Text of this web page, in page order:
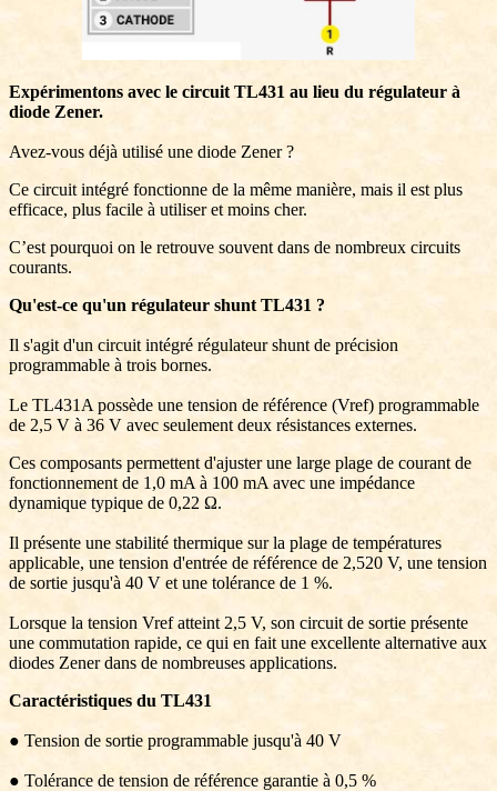
Expérimentons avec le circuit TL431 au lieu du régulateur à
diode Zener.
Avez-vous déjà utilisé une diode Zener ?
Ce circuit intégré fonctionne de la même manière, mais il est plus
efficace, plus facile à utiliser et moins cher.
C’est pourquoi on le retrouve souvent dans de nombreux circuits
courants.
Qu'est-ce qu'un régulateur shunt TL431 ?
Il s'agit d'un circuit intégré régulateur shunt de précision
programmable à trois bornes.
Le TL431A possède une tension de référence (Vref) programmable
de 2,5 V à 36 V avec seulement deux résistances externes.
Ces composants permettent d'ajuster une large plage de courant de
fonctionnement de 1,0 mA à 100 mA avec une impédance
dynamique typique de 0,22 Ω.
Il présente une stabilité thermique sur la plage de températures
applicable, une tension d'entrée de référence de 2,520 V, une tension
de sortie jusqu'à 40 V et une tolérance de 1 %.
Lorsque la tension Vref atteint 2,5 V, son circuit de sortie présente
une commutation rapide, ce qui en fait une excellente alternative aux
diodes Zener dans de nombreuses applications.
Caractéristiques du TL431
● Tension de sortie programmable jusqu'à 40 V
● Tolérance de tension de référence garantie à 0,5 %